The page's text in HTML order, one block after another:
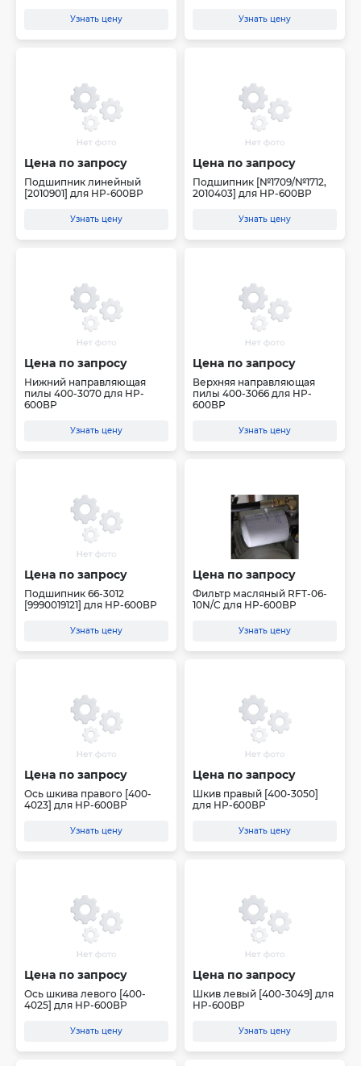
Узнать цену Узнать цену
Цена по запросу
Подшипник линейный
[2010901] для HP-600ВР
Узнать цену
Цена по запросу
Подшипник [№1709/№1712,
2010403] для HP-600ВР
Узнать цену
Цена по запросу
Нижний направляющая
пилы 400-3070 для HP-
600ВР
Узнать цену
Цена по запросу
Верхняя направляющая
пилы 400-3066 для HP-
600ВР
Узнать цену
Цена по запросу
Подшипник 66-3012
[9990019121] для HP-600ВР
Узнать цену
Цена по запросу
Фильтр масляный RFT-06-
10N/C для HP-600ВР
Узнать цену
Цена по запросу
Ось шкива правого [400-
4023] для HP-600ВР
Узнать цену
Цена по запросу
Шкив правый [400-3050]
для HP-600ВР
Узнать цену
Цена по запросу
Ось шкива левого [400-
4025] для HP-600ВР
Узнать цену
Цена по запросу
Шкив левый [400-3049] для
HP-600ВР
Узнать цену